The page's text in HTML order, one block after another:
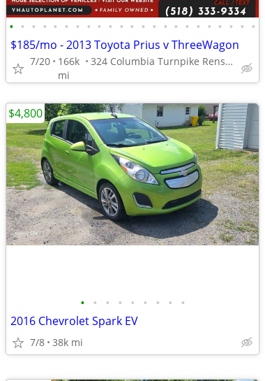
• • • • • • • • • • • • • • • • • • • • • • •
$185/mo - 2013 Toyota Prius v ThreeWagon
7/20
166k
mi
324 Columbia Turnpike Rensselaer NY 12144
• • • • • • • • •
2016 Chevrolet Spark EV
7/8 38k mi
$4,800